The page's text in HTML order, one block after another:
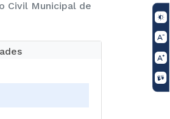
Civil Municipal de